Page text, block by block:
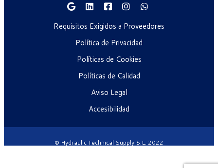
Requisitos Exigidos a Proveedores
Política de Privacidad
Políticas de Cookies
Políticas de Calidad
Aviso Legal
Accesibilidad
© Hydraulic Technical Supply S.L. 2022